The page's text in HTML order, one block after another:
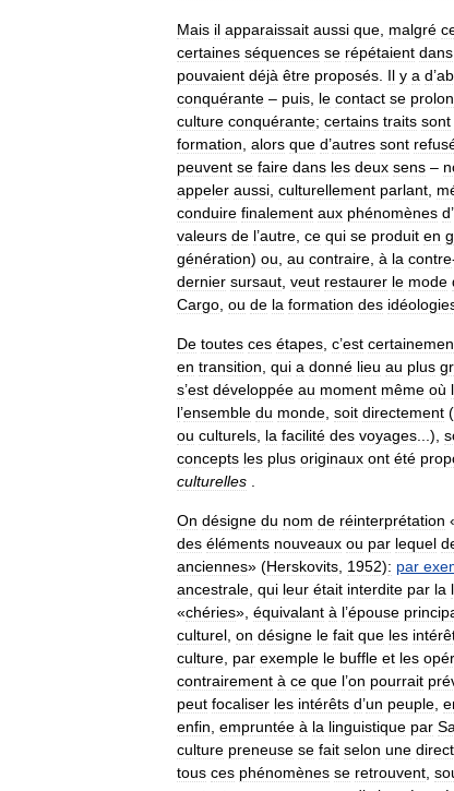
Mais il apparaissait aussi que malgré
certaines séquences se répétaient dans
pouvaient déjà être proposés Il y a d’
conquérante – puis le contact se
culture conquérante; certains traits sont
formation alors que d’autres sont
peuvent se faire dans les deux sens –
appeler aussi culturellement parlant
conduire finalement aux phénomènes d’
valeurs de l’autre ce qui se produit en
génération) ou au contraire à la contre
dernier sursaut veut restaurer le mode
Cargo ou de la formation des
De toutes ces étapes c’est
en transition qui a donné lieu au plus
s’est développée au moment même où l
l’ensemble du monde soit directement (
ou culturels la facilité des voyages ...),
concepts les plus originaux ont été
culturelles
On désigne du nom de réinterprétation
des éléments nouveaux ou par lequel
anciennes» (Herskovits 1952): par
ancestrale qui leur était interdite par la
«chéries», équivalant à l’épouse
culturel on désigne le fait que les
culture par exemple le buffle et les
contrairement à ce que l’on pourrait
peut focaliser les intérêts d’un peuple
enfin empruntée à la linguistique par
culture preneuse se fait selon une
tous ces phénomènes se retrouvent